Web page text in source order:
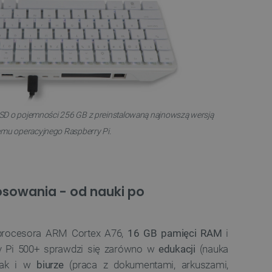
o pojemności 256 GB z preinstalowaną najnowszą wersją
operacyjnego Raspberry Pi.
- od nauki po
ARM Cortex A76, 16 GB pamięci RAM i
Pi 500+ sprawdzi się zarówno w edukacji (nauka
i w biurze(praca z dokumentami, arkuszami,
zwiększając wydajność
do przechowywania zgody
dla ich interakcji z
zgody
i ustawienia
ludzi i botów. Jest
raportów na temat
ludzi i botów. Jest
przeznaczenia
sesji użytkownika.
losowo, sposób jej
witryny, ale dobrym
do zarządzania stanem
stron.